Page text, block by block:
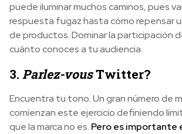
puede iluminar muchos caminos, pues
respuesta fugaz hasta cómo repensar
de productos. Dominar la participación
cuánto conoces a tu audiencia.
3. Parlez-vousTwitter?
Encuentra tu tono. Un gran número de
comienzan este ejercicio definiendo
que la marca no es. Pero es importante